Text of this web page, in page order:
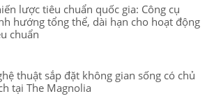
lược tiêu chuẩn quốc gia: Công cụ
hướng tổng thể, dài hạn cho hoạt động
chuẩn
thuật sắp đặt không gian sống có chủ
tại The Magnolia